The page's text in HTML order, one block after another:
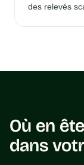
des relevés
Où en
dans